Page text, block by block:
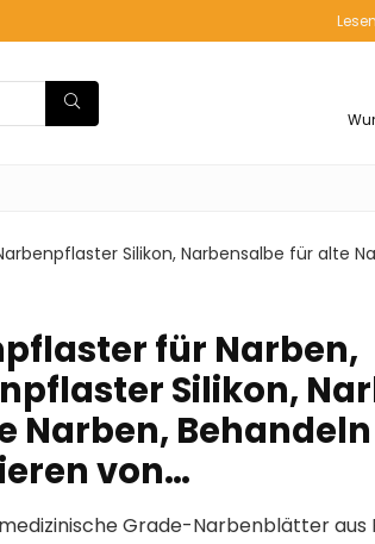
Silikon, Narbensalbe für alte
für Narben,
Silikon,
Narben,
von…
Grade-Narbenblätter aus